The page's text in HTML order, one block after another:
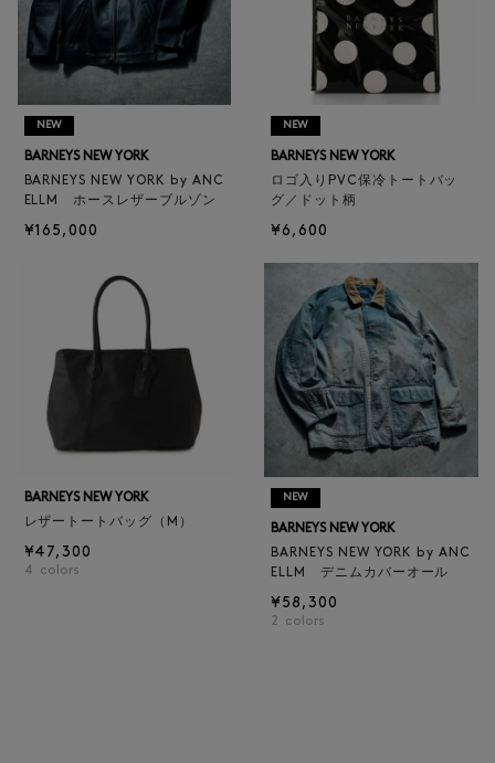
NEW
BARNEYS NEW YORK
BARNEYS NEW YORK by ANC
ELLM ホースレザーブルゾン
¥165,000
NEW
BARNEYS NEW YORK
ロゴ入りPVC保冷トートバッ
グ／ドット柄
¥6,600
BARNEYS NEW YORK
レザートートバッグ（M）
¥47,300
4 colors
NEW
BARNEYS NEW YORK
BARNEYS NEW YORK by ANC
ELLM デニムカバーオール
¥58,300
2 colors